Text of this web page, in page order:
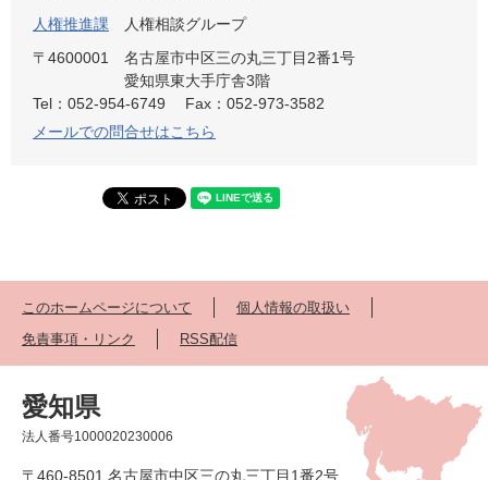
人権推進課
人権相談グループ
〒4600001
名古屋市中区三の丸三丁目2番1号
愛知県東大手庁舎3階
Tel：052-954-6749
Fax：052-973-3582
メールでの問合せはこちら
このホームページについて
個人情報の取扱い
免責事項・リンク
RSS配信
愛知県
法人番号1000020230006
〒460-8501 名古屋市中区三の丸三丁目1番2号